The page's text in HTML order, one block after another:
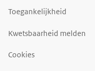
Toegankelijkheid
Kwetsbaarheid melden
Cookies